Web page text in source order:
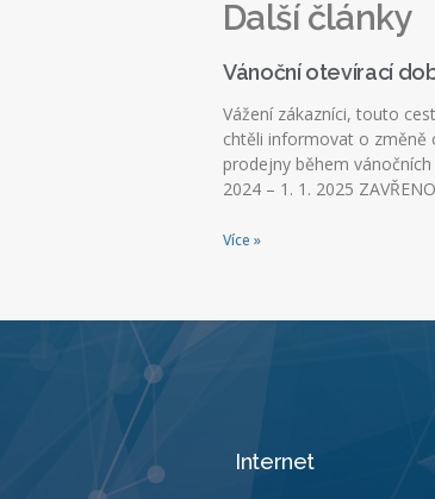
Další články
Vánoční otevírací
Vážení zákazníci, touto
chtěli informovat o změně
prodejny během vánočních
2024 – 1. 1. 2025
Více »
Internet